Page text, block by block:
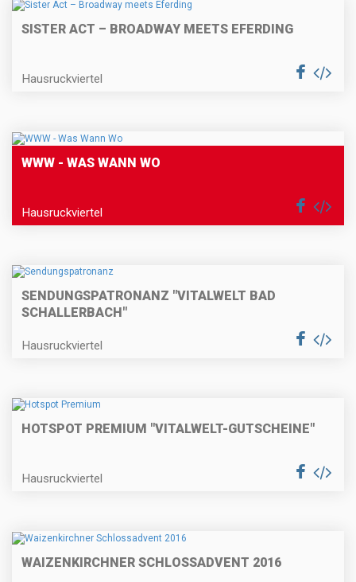
SISTER ACT – BROADWAY MEETS EFERDING
Hausruckviertel
WWW - WAS WANN WO
Hausruckviertel
SENDUNGSPATRONANZ "VITALWELT BAD
SCHALLERBACH"
Hausruckviertel
HOTSPOT PREMIUM "VITALWELT-GUTSCHEINE"
Hausruckviertel
WAIZENKIRCHNER SCHLOSSADVENT 2016